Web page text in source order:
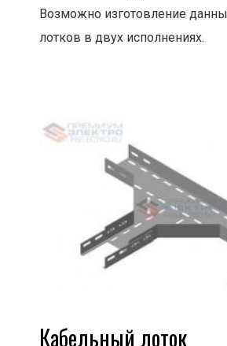
Возможно изготовление
лотков в двух исполнениях.
Кабельный лоток